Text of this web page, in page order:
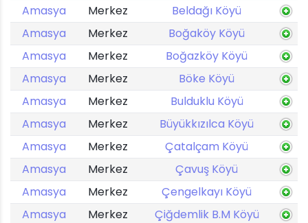
Amasya
Merkez
Beldağı Köyü
Amasya
Merkez
Boğaköy Köyü
Amasya
Merkez
Boğazköy Köyü
Amasya
Merkez
Böke Köyü
Amasya
Merkez
Bulduklu Köyü
Amasya
Merkez
Büyükkızılca Köyü
Amasya
Merkez
Çatalçam Köyü
Amasya
Merkez
Çavuş Köyü
Amasya
Merkez
Çengelkayı Köyü
Amasya
Merkez
Çiğdemlik B.M Köyü